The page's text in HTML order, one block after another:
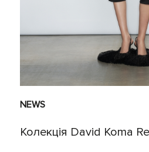
NEWS
Колекція David Koma